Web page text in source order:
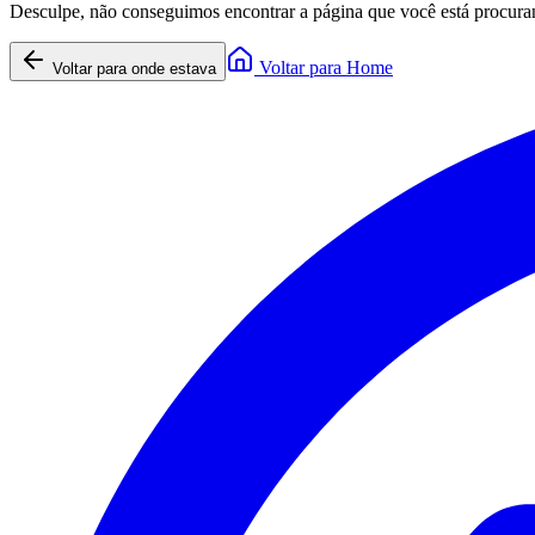
Desculpe, não conseguimos encontrar a página que você está
Voltar para onde estava Voltar para Home